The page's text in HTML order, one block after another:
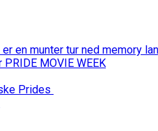
en munter tur ned memory
MOVIE WEEK
Prides